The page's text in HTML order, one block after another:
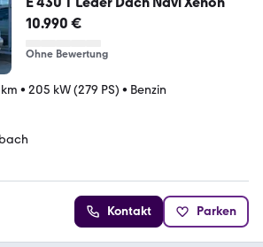
10.990 €
Ohne Bewertung
• 205 kW (279 PS) • Benzin
Kontakt Parken